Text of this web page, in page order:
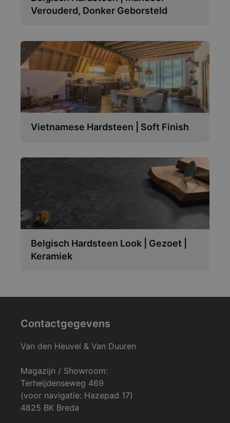
Verouderd, Donker Geborsteld
Vietnamese Hardsteen | Soft Finish
Belgisch Hardsteen Look | Gezoet |
Keramiek
Contactgegevens
Van den Heuvel & Van Duuren
Magazijn / Showroom:
Terheijdenseweg 469
(voor navigatie: Hazepad 17)
4825 BK Breda